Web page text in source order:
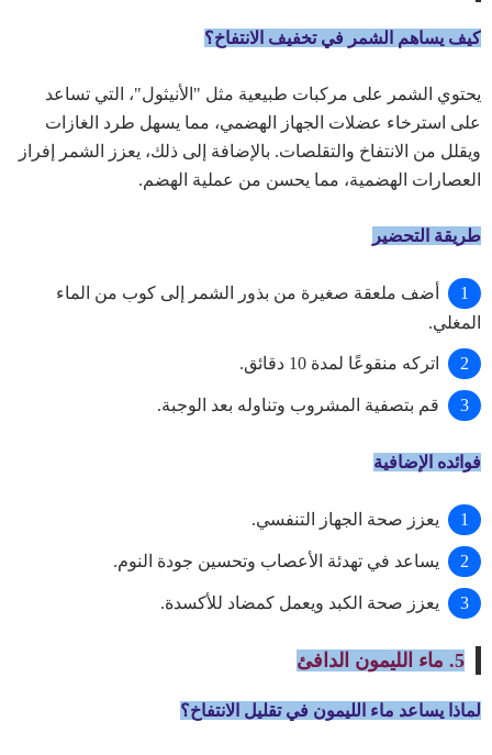
كيف يساهم الشمر في تخفيف الانتفاخ؟
يحتوي الشمر على مركبات طبيعية مثل "الأنيثول"، التي تساعد
على استرخاء عضلات الجهاز الهضمي، مما يسهل طرد الغازات
ويقلل من الانتفاخ والتقلصات. بالإضافة إلى ذلك، يعزز الشمر إفراز
العصارات الهضمية، مما يحسن من عملية الهضم.
طريقة التحضير
أضف ملعقة صغيرة من بذور الشمر إلى كوب من الماء
المغلي.
اتركه منقوعًا لمدة 10 دقائق.
قم بتصفية المشروب وتناوله بعد الوجبة.
فوائده الإضافية
يعزز صحة الجهاز التنفسي.
يساعد في تهدئة الأعصاب وتحسين جودة النوم.
يعزز صحة الكبد ويعمل كمضاد للأكسدة.
5. ماء الليمون الدافئ
لماذا يساعد ماء الليمون في تقليل الانتفاخ؟